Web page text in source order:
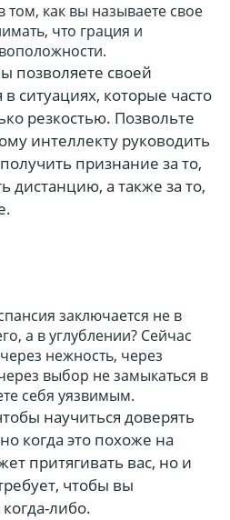
том, как вы называете свое
что грация и
позволяете своей
ситуациях, которые часто
резкостью. Позвольте
интеллекту руководить
признание за то,
дистанцию, а также за то,
заключается не в
а в углублении? Сейчас
нежность, через
выбор не замыкаться в
себя уязвимым.
научиться доверять
когда это похоже на
притягивать вас, но и
чтобы вы
либо.